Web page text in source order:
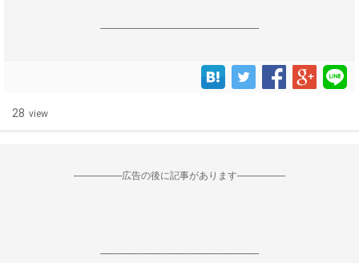
------------------------------------------------------------------
28 view
--------------------広告の後に記事があります--------------------
------------------------------------------------------------------